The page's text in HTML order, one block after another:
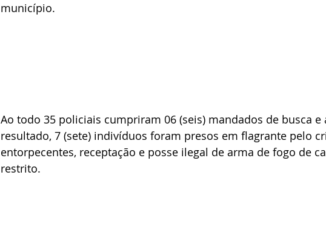
município.
Ao todo 35 policiais cumpriram 06 (seis) mandados de busca e
resultado, 7 (sete) indivíduos foram presos em flagrante pelo
entorpecentes, receptação e posse ilegal de arma de fogo de
restrito.